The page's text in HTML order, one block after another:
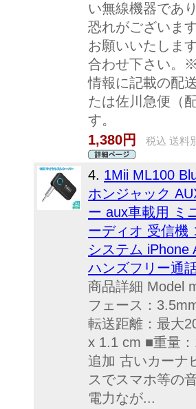
い無線機器であ
恐れがございま
お願いいたしま
合わせ下さい。
情報に記載の配
たは佐川急便（
す。
1,380円
税込 送料
4. 1Mii ML100
ホンジャック
ー aux車載用 ミ
ーディオ 受信機
システム iPhone
ハンズフリー通
商品詳細 Model
フェース：
転送距離：最大
x 1.1 cm ■重量
追加 古いカーナ
スでスマホ等の
電力なが...